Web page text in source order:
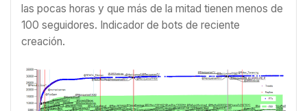
las pocas horas y que más de la mitad tienen menos de
100 seguidores. Indicador de bots de reciente
creación.